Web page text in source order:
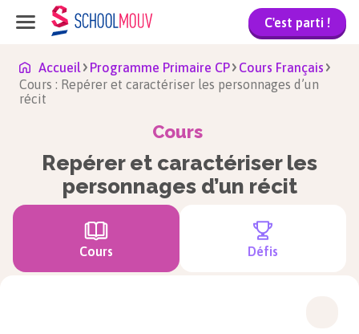
C'est parti !
Accueil Programme Primaire CP
Cours Français
Cours : Repérer et caractériser les personnages d’un
récit
Cours
Repérer et caractériser les
personnages d’un récit
Cours Défis